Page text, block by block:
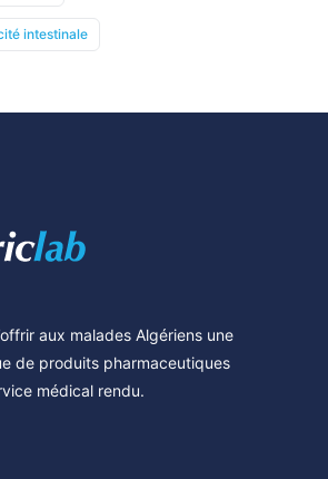
intestinale
aux malades Algériens une
de produits pharmaceutiques
médical rendu.